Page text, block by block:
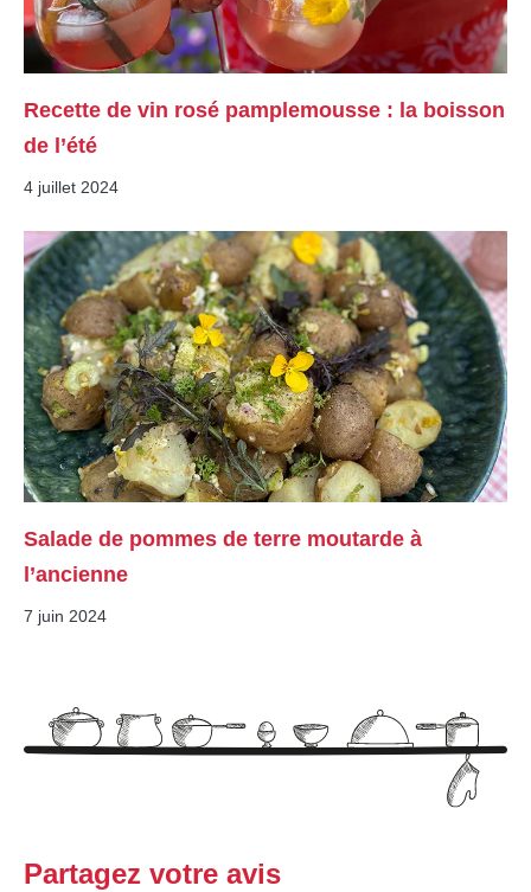
Recette de vin rosé pamplemousse : la boisson
de l’été
4 juillet 2024
Salade de pommes de terre moutarde à
l’ancienne
7 juin 2024
Partagez votre avis